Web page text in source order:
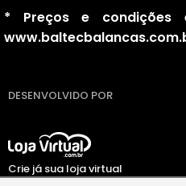
* Preços e condições
DESENVOLVIDO POR
Crie já sua loja virtual